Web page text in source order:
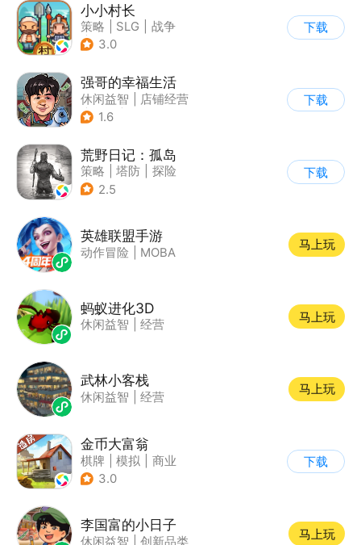
小小村长
策略 SLG
战争
| 像素风
3.0
下载
强哥的幸福生活
休闲益智
店铺经营
| 卡通
1.6
下载
荒野日记：孤岛
策略 塔防
探险
| 开放世界
2.5
下载
英雄联盟手游
动作冒险 MOBA
马上玩
蚂蚁进化3D
休闲益智 经营
马上玩
武林小客栈
休闲益智 经营
马上玩
金币大富翁
棋牌 模拟
商业
| 脑洞
3.0
下载
李国富的小日子
休闲益智 创新品类
马上玩